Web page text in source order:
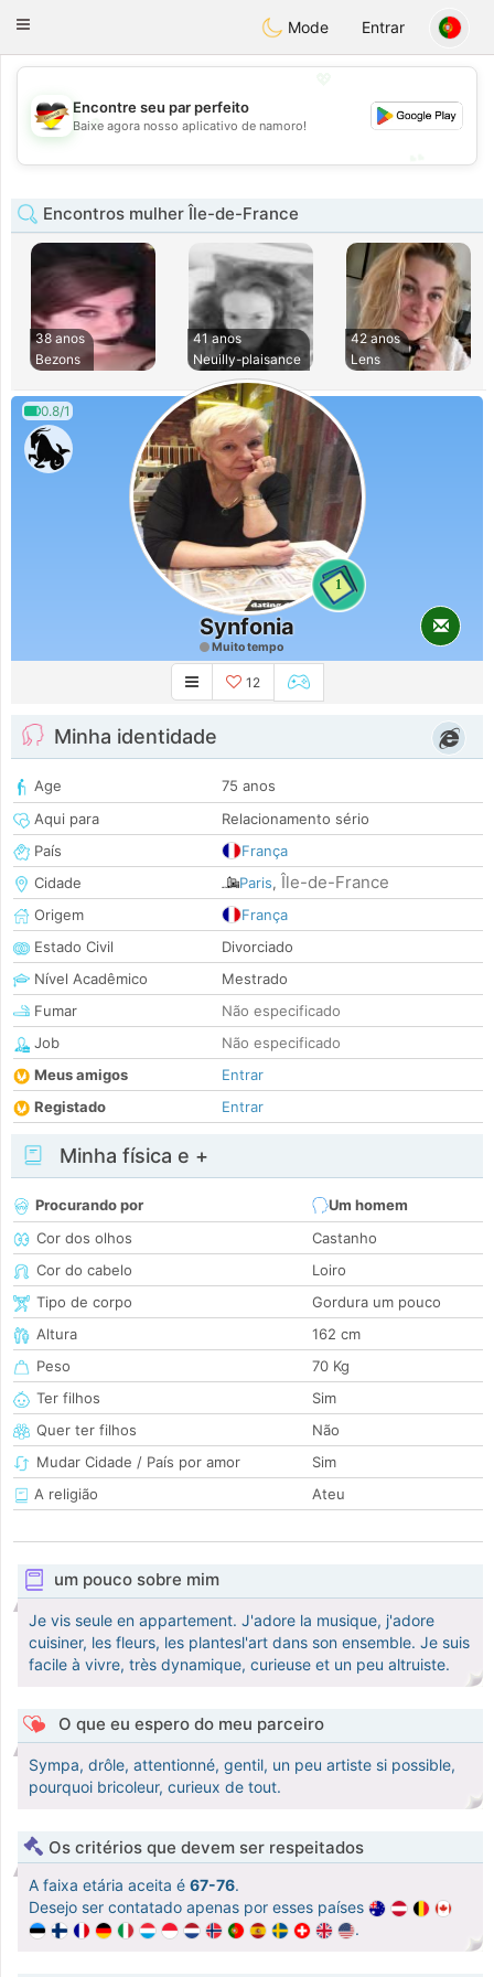
DeutschDating
Toggle
Mode Entrar
💖
💕
Encontre seu par perfeito
Baixe agora nosso aplicativo de namoro!
Encontros mulher Île-de-France
38 anos
Bezons
41 anos
Neuilly-plaisance
42 anos
Lens
0.8/1
1
Synfonia
Muito tempo
12
Minha identidade
Age
75 anos
Aqui para
Relacionamento sério
País
França
Cidade
Paris, Île-de-France
Origem
França
Estado Civil
Divorciado
Nível Acadêmico
Mestrado
Fumar
Não especificado
Job
Não especificado
Meus amigos
Entrar
Registado
Entrar
Minha física e +
Procurando por
Um homem
Cor dos olhos
Castanho
Cor do cabelo
Loiro
Tipo de corpo
Gordura um pouco
Altura
162 cm
Peso
70 Kg
Ter filhos
Sim
Quer ter filhos
Não
Mudar Cidade / País por amor
Sim
A religião
Ateu
um pouco sobre mim
Je vis seule en appartement. J'adore la musique, j'adore
cuisiner, les fleurs, les plantesl'art dans son ensemble. Je suis
facile à vivre, très dynamique, curieuse et un peu altruiste.
O que eu espero do meu parceiro
Sympa, drôle, attentionné, gentil, un peu artiste si possible,
pourquoi bricoleur, curieux de tout.
Os critérios que devem ser respeitados
A faixa etária aceita é 67-76.
Desejo ser contatado apenas por esses países
.